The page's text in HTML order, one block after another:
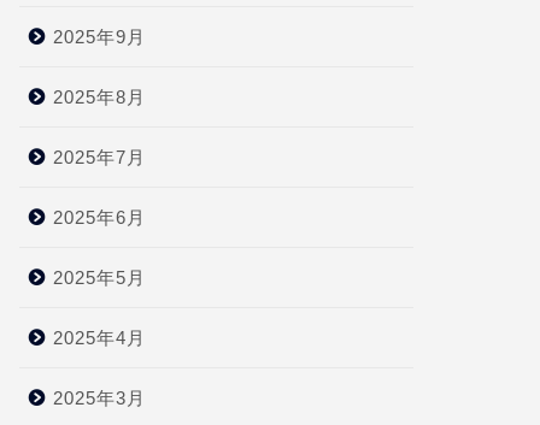
2025年9月
2025年8月
2025年7月
2025年6月
2025年5月
2025年4月
2025年3月